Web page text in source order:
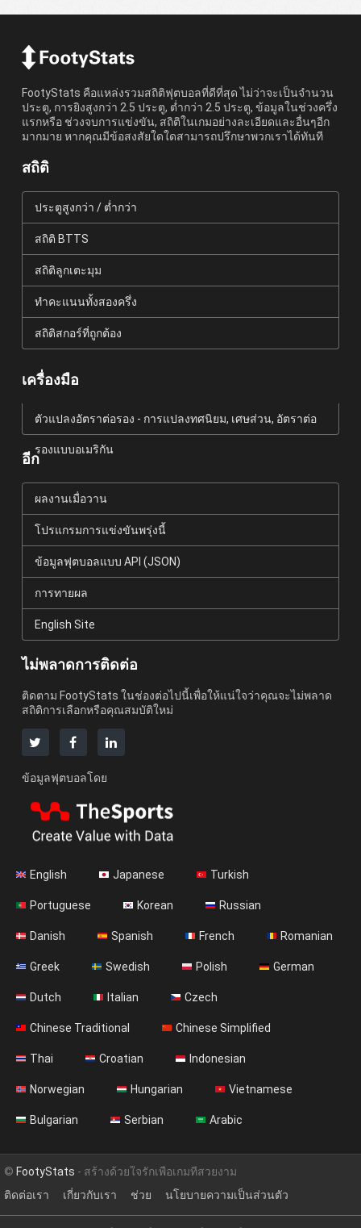
FootyStats คือแหล่งรวมสถิติฟุตบอลที่ดีที่สุด ไม่ว่าจะเป็นจำนวน
ประตู, การยิงสูงกว่า 2.5 ประตู, ต่ำกว่า 2.5 ประตู, ข้อมูลในช่วงครึ่ง
แรกหรือ ช่วงจบการแข่งขัน, สถิติในเกมอย่างละเอียดและอื่นๆอีก
มากมาย หากคุณมีข้อสงสัยใดใดสามารถปรึกษาพวกเราได้ทันที
สถิติ
ประตูสูงกว่า / ต่ำกว่า
สถิติ BTTS
สถิติลูกเตะมุม
ทำคะแนนทั้งสองครึ่ง
สถิติสกอร์ที่ถูกต้อง
เครื่องมือ
ตัวแปลงอัตราต่อรอง - การแปลงทศนิยม, เศษส่วน, อัตราต่อ
รองแบบอเมริกัน
อีก
ผลงานเมื่อวาน
โปรแกรมการแข่งขันพรุ่งนี้
ข้อมูลฟุตบอลแบบ API (JSON)
การทายผล
English Site
ไม่พลาดการติดต่อ
ติดตาม FootyStats ในช่องต่อไปนี้เพื่อให้แน่ใจว่าคุณจะไม่พลาด
สถิติการเลือกหรือคุณสมบัติใหม่
ข้อมูลฟุตบอลโดย
English Japanese Turkish
Portuguese Korean Russian
Danish Spanish French Romanian
Greek Swedish Polish German
Dutch Italian Czech
Chinese Traditional Chinese Simplified
Thai Croatian Indonesian
Norwegian Hungarian Vietnamese
Bulgarian Serbian Arabic
© FootyStats - สร้างด้วยใจรักเพื่อเกมที่สวยงาม
ติดต่อเรา
เกี่ยวกับเรา ช่วย นโยบายความเป็นส่วนตัว